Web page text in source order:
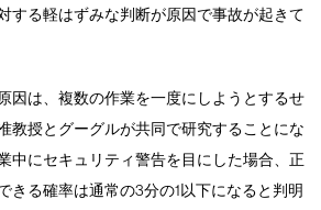
する軽はずみな判断が原因で事故が起きて
因は、複数の作業を一度にしようとするせ
教授とグーグルが共同で研究することにな
中にセキュリティ警告を目にした場合、正
きる確率は通常の3分の1以下になると判明